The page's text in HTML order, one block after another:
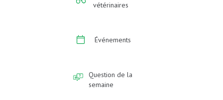
vétérinaires
Événements
Question de la
semaine